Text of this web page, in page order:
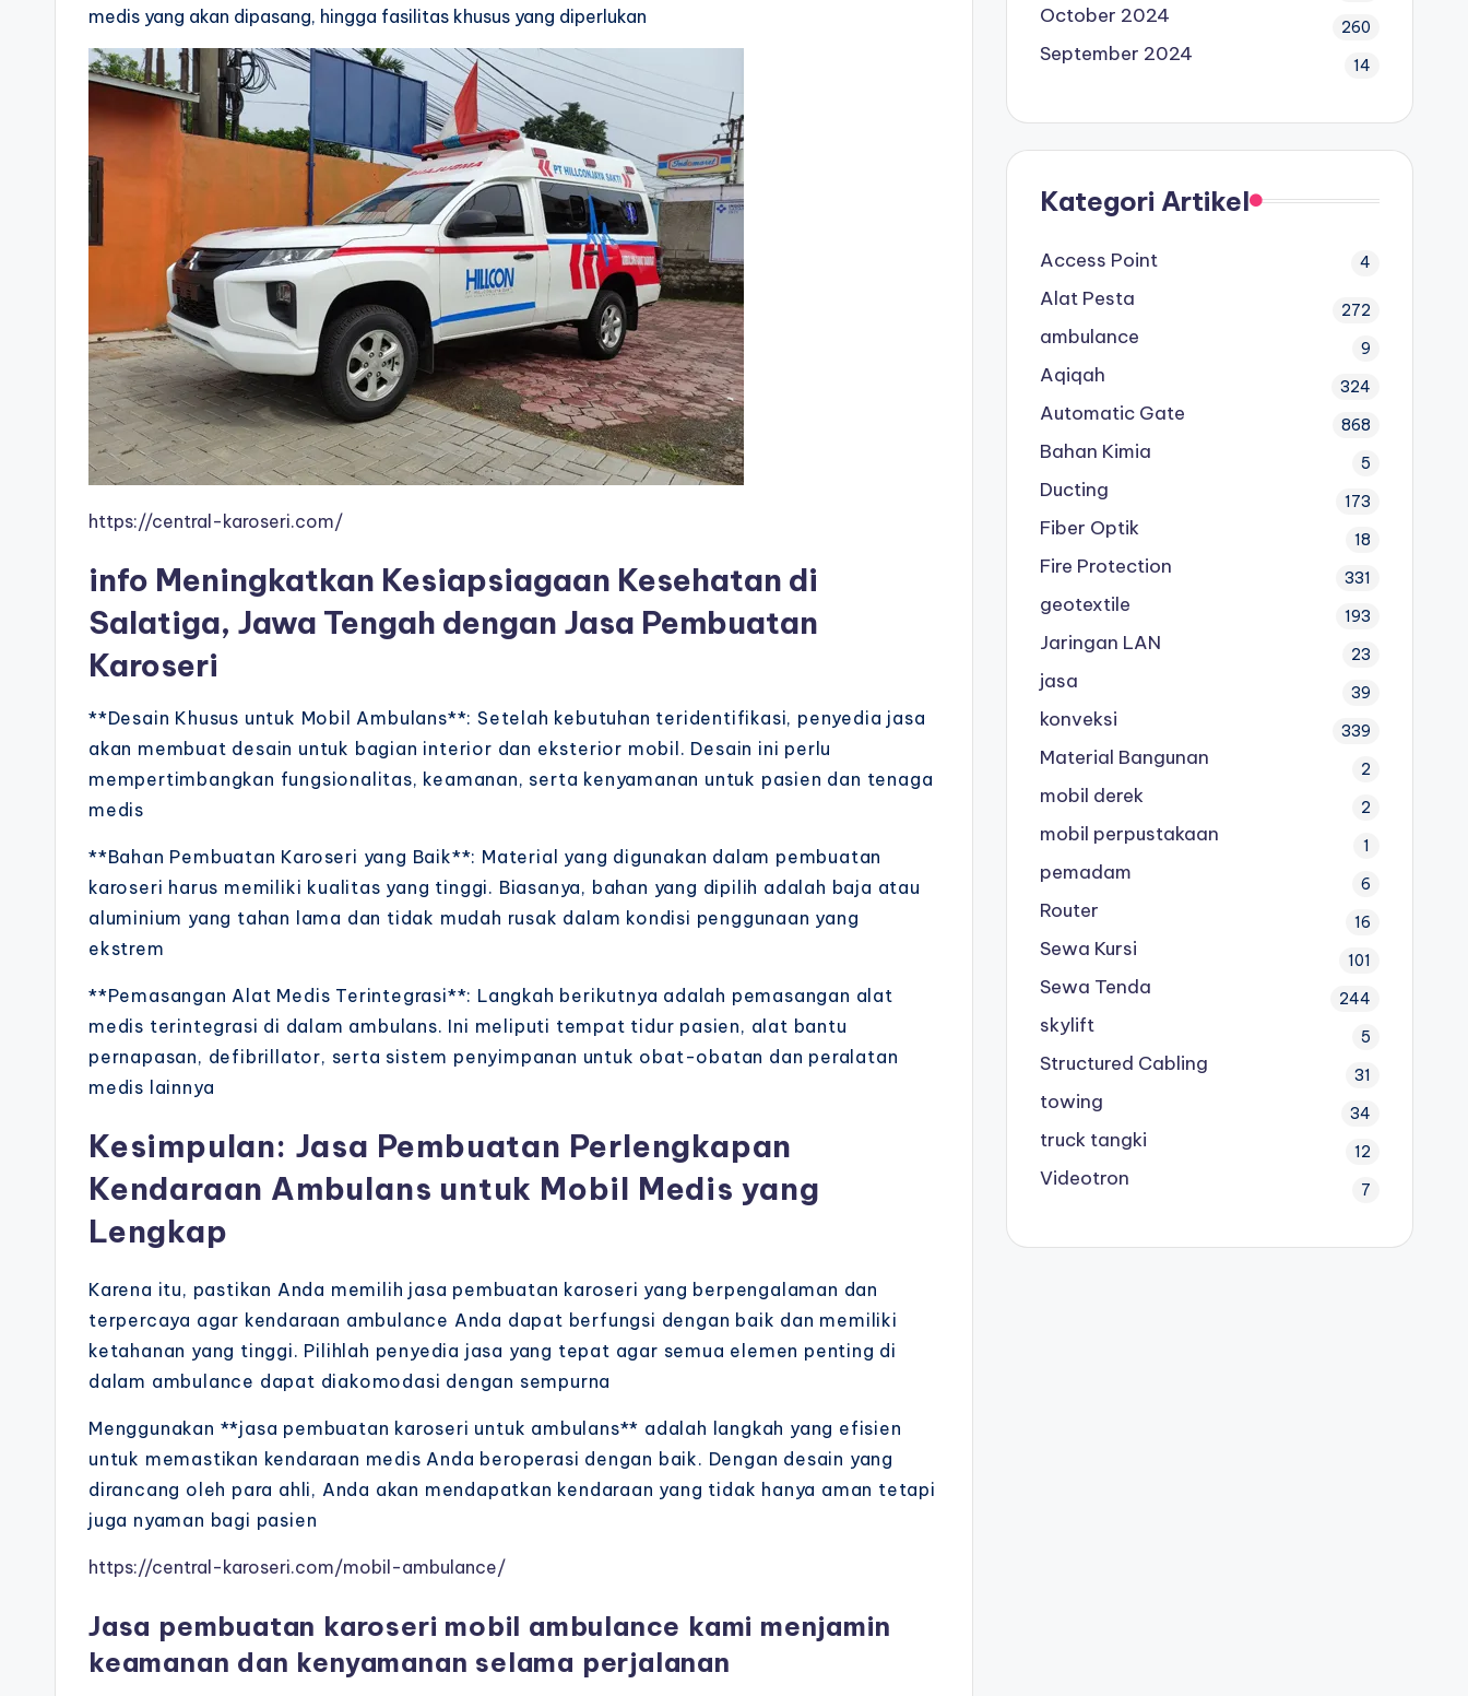
medis yang akan dipasang, hingga fasilitas khusus yang diperlukan
https://central-karoseri.com/
info Meningkatkan Kesiapsiagaan Kesehatan di
Salatiga, Jawa Tengah dengan Jasa Pembuatan
Karoseri
**Desain Khusus untuk Mobil Ambulans**: Setelah kebutuhan teridentifikasi, penyedia jasa
akan membuat desain untuk bagian interior dan eksterior mobil. Desain ini perlu
mempertimbangkan fungsionalitas, keamanan, serta kenyamanan untuk pasien dan tenaga
medis
**Bahan Pembuatan Karoseri yang Baik**: Material yang digunakan dalam pembuatan
karoseri harus memiliki kualitas yang tinggi. Biasanya, bahan yang dipilih adalah baja atau
aluminium yang tahan lama dan tidak mudah rusak dalam kondisi penggunaan yang
ekstrem
**Pemasangan Alat Medis Terintegrasi**: Langkah berikutnya adalah pemasangan alat
medis terintegrasi di dalam ambulans. Ini meliputi tempat tidur pasien, alat bantu
pernapasan, defibrillator, serta sistem penyimpanan untuk obat-obatan dan peralatan
medis lainnya
Kesimpulan: Jasa Pembuatan Perlengkapan
Kendaraan Ambulans untuk Mobil Medis yang
Lengkap
Karena itu, pastikan Anda memilih jasa pembuatan karoseri yang berpengalaman dan
terpercaya agar kendaraan ambulance Anda dapat berfungsi dengan baik dan memiliki
ketahanan yang tinggi. Pilihlah penyedia jasa yang tepat agar semua elemen penting di
dalam ambulance dapat diakomodasi dengan sempurna
Menggunakan **jasa pembuatan karoseri untuk ambulans** adalah langkah yang efisien
untuk memastikan kendaraan medis Anda beroperasi dengan baik. Dengan desain yang
dirancang oleh para ahli, Anda akan mendapatkan kendaraan yang tidak hanya aman tetapi
juga nyaman bagi pasien
https://central-karoseri.com/mobil-ambulance/
Jasa pembuatan karoseri mobil ambulance kami menjamin
keamanan dan kenyamanan selama perjalanan
October 2024 260
September 2024 14
Kategori Artikel
Access Point 4
Alat Pesta 272
ambulance 9
Aqiqah 324
Automatic Gate 868
Bahan Kimia 5
Ducting 173
Fiber Optik 18
Fire Protection 331
geotextile 193
Jaringan LAN 23
jasa 39
konveksi 339
Material Bangunan 2
mobil derek 2
mobil perpustakaan 1
pemadam 6
Router 16
Sewa Kursi 101
Sewa Tenda 244
skylift 5
Structured Cabling 31
towing 34
truck tangki 12
Videotron 7